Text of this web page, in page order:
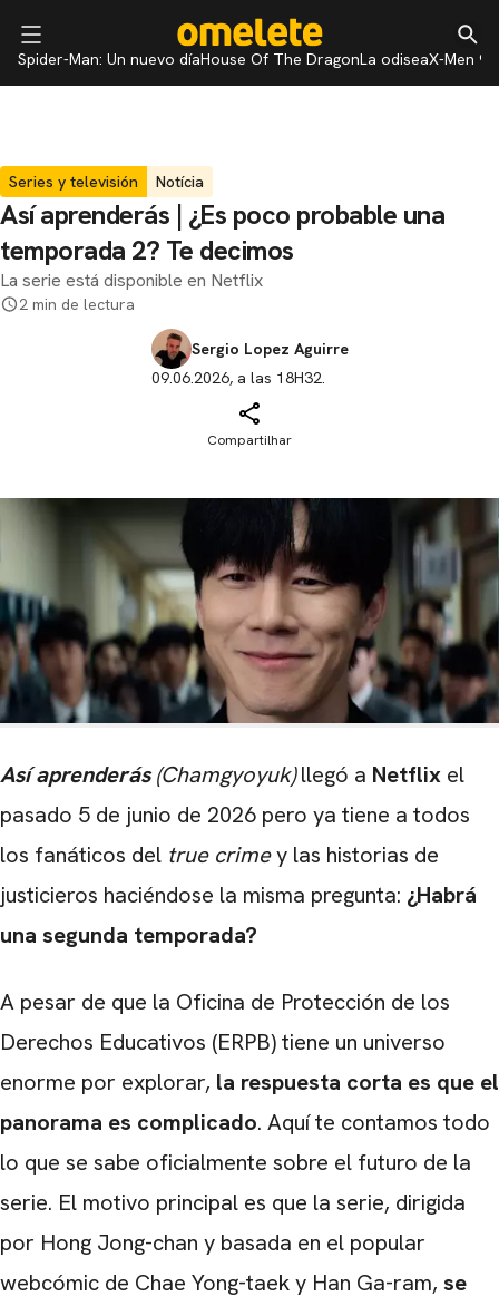
Spider-Man: Un nuevo díaHouse Of The DragonLa odiseaX-Men 97
Series y televisión Notícia
Así aprenderás | ¿Es poco probable una
temporada 2? Te decimos
La serie está disponible en Netflix
2 min de lectura
Sergio Lopez Aguirre
09.06.2026, a las 18H32.
Compartilhar
Así aprenderás (Chamgyoyuk)llegó a Netflix el
pasado 5 de junio de 2026 pero ya tiene a todos
los fanáticos del true crimey las historias de
justicieros haciéndose la misma pregunta: ¿Habrá
una segunda temporada?
A pesar de que la Oficina de Protección de los
Derechos Educativos (ERPB) tiene un universo
enorme por explorar, la respuesta corta es que el
panorama es complicado. Aquí te contamos todo
lo que se sabe oficialmente sobre el futuro de la
serie. El motivo principal es que la serie, dirigida
por Hong Jong-chan y basada en el popular
webcómic de Chae Yong-taek y Han Ga-ram, se